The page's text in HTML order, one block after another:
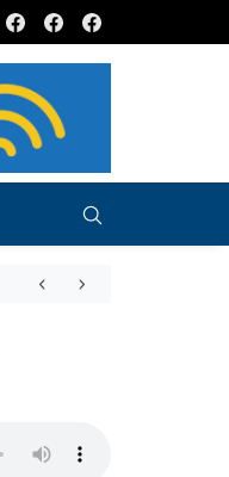
Facebook
FacebookFacebook